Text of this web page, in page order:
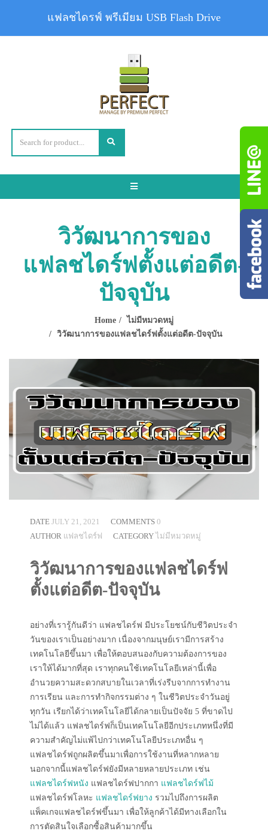
Toggle
วิวัฒนาการของ
แฟลชไดร์ฟตั้งแต่อดีต-
ปัจจุบัน
Home
ไม่มีหมวดหมู่
วิวัฒนาการของแฟลชไดร์ฟตั้งแต่อดีต-ปัจจุบัน
DATE JULY 21, 2021 COMMENTS 0
AUTHOR แฟลชไดร์ฟ CATEGORY ไม่มีหมวดหมู่
วิวัฒนาการของแฟลชไดร์ฟ
ตั้งแต่อดีต-ปัจจุบัน
อย่างที่เรารู้กันดีว่า แฟลชไดร์ฟ มีประโยชน์กับชีวิตประจำ
วันของเราเป็นอย่างมาก เนื่องจากมนุษย์เรามีการสร้าง
เทคโนโลยีขึ้นมา เพื่อให้ตอบสนองกับความต้องการของ
เราให้ได้มากที่สุด เราทุกคนใช้เทคโนโลยีเหล่านี้เพื่อ
อำนวยความสะดวกสบายในเวลาที่เร่งรีบจากการทำงาน
การเรียน และการทำกิจกรรมต่าง ๆ ในชีวิตประจำวันอยู่
ทุกวัน เรียกได้ว่าเทคโนโลยีได้กลายเป็นปัจจัย 5 ที่ขาดไป
ไม่ได้แล้ว แฟลชไดร์ฟก็เป็นเทคโนโลยีอีกประเภทหนึ่งที่มี
ความสำคัญไม่แพ้ไปกว่าเทคโนโลยีประเภทอื่น ๆ
แฟลชไดร์ฟถูกผลิตขึ้นมาเพื่อการใช้งานที่หลากหลาย
นอกจากนี้แฟลชไดร์ฟยังมีหลายหลายประเภท เช่น
แฟลชไดร์ฟหนัง แฟลชไดร์ฟปากกา แฟลชไดร์ฟไม้
แฟลชไดร์ฟโลหะ แฟลชไดร์ฟยาง รวมไปถึงการผลิต
แพ็คเกจแฟลชไดร์ฟขึ้นมา เพื่อให้ลูกค้าได้มีทางเลือกใน
การตัดสินใจเลือกซื้อสินค้ามากขึ้น
แฟลชไดรฟ์ พรีเมียม USB Flash Drive